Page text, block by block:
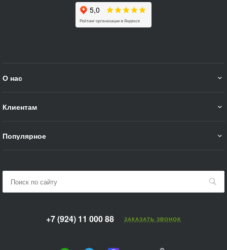
О нас
Клиентам
Популярное
+7 (924) 11 000 88 ЗАКАЗАТЬ ЗВОНОК